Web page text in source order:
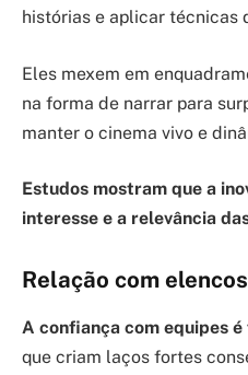
histórias e aplicar técnicas
Eles mexem em
na forma de narrar para
manter o cinema vivo e
Estudos mostram que a
interesse e a relevância
Relação com
A confiança com equipes
que criam laços fortes